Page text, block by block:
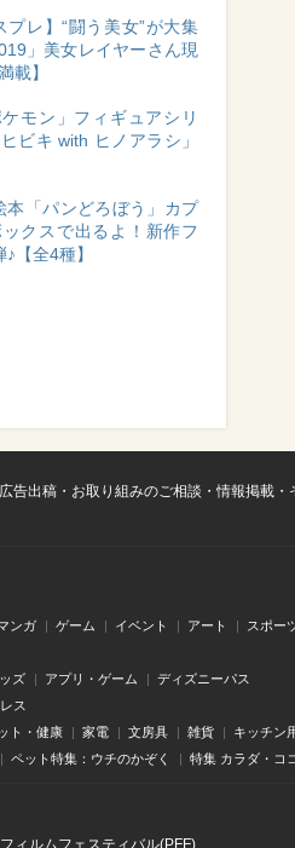
プレ】“闘う美女”が大集
」美女レイヤーさん現
載】
ケモン」フィギュアシリ
ビキ with ヒノアラシ」
本「パンどろぼう」カプ
クスで出るよ！新作フ
【全4種】
広告出稿・お取り組みのご相談・情報掲載・
ンガ ゲーム イベント アート スポー
ズ アプリ・ゲーム ディズニーパス
ス
ト・健康 家電 文房具 雑貨 キッチン
ペット特集：ウチのかぞく 特集 カラダ・コ
ィルムフェスティバル(PFF)